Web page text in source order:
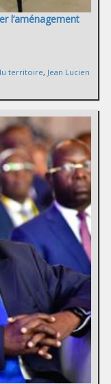
l’aménagement
territoire, Jean Lucien